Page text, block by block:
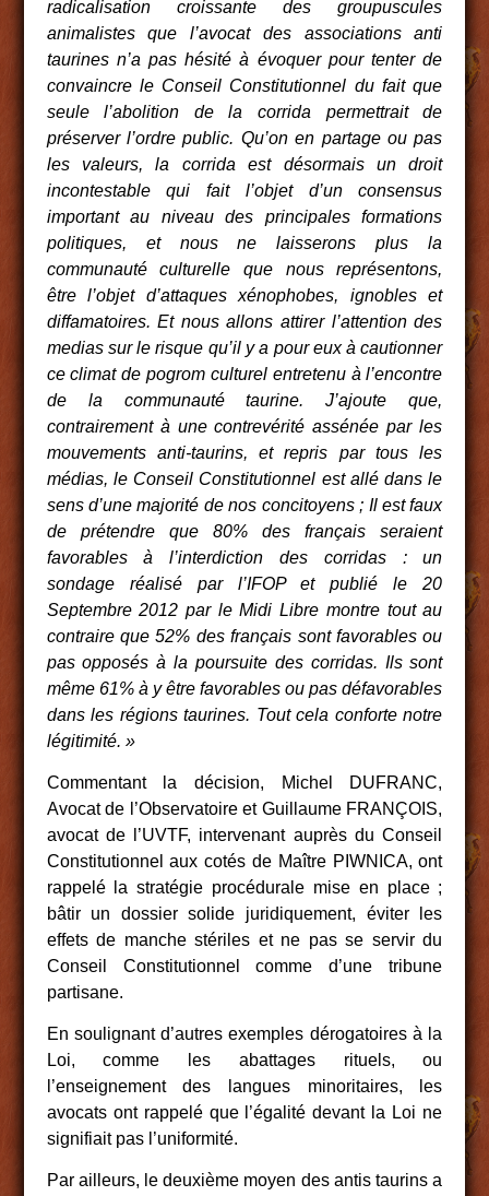
radicalisation croissante des groupuscules
animalistes que l’avocat des associations anti
taurines n’a pas hésité à évoquer pour tenter de
convaincre le Conseil Constitutionnel du fait que
seule l’abolition de la corrida permettrait de
préserver l’ordre public. Qu’on en partage ou pas
les valeurs, la corrida est désormais un droit
incontestable qui fait l’objet d’un consensus
important au niveau des principales formations
politiques, et nous ne laisserons plus la
communauté culturelle que nous représentons,
être l’objet d’attaques xénophobes, ignobles et
diffamatoires. Et nous allons attirer l’attention des
medias sur le risque qu’il y a pour eux à cautionner
ce climat de pogrom culturel entretenu à l’encontre
de la communauté taurine. J’ajoute que,
contrairement à une contrevérité assénée par les
mouvements anti-taurins, et repris par tous les
médias, le Conseil Constitutionnel est allé dans le
sens d’une majorité de nos concitoyens ; Il est faux
de prétendre que 80% des français seraient
favorables à l’interdiction des corridas : un
sondage réalisé par l’IFOP et publié le 20
Septembre 2012 par le Midi Libre montre tout au
contraire que 52% des français sont favorables ou
pas opposés à la poursuite des corridas. Ils sont
même 61% à y être favorables ou pas défavorables
dans les régions taurines. Tout cela conforte notre
légitimité. »
Commentant la décision, Michel DUFRANC,
Avocat de l’Observatoire et Guillaume FRANÇOIS,
avocat de l’UVTF, intervenant auprès du Conseil
Constitutionnel aux cotés de Maître PIWNICA, ont
rappelé la stratégie procédurale mise en place ;
bâtir un dossier solide juridiquement, éviter les
effets de manche stériles et ne pas se servir du
Conseil Constitutionnel comme d’une tribune
partisane.
En soulignant d’autres exemples dérogatoires à la
Loi, comme les abattages rituels, ou
l’enseignement des langues minoritaires, les
avocats ont rappelé que l’égalité devant la Loi ne
signifiait pas l’uniformité.
Par ailleurs, le deuxième moyen des antis taurins a